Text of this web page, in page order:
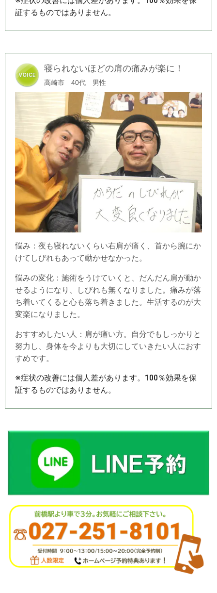
証するものではありません。
寝られないほどの肩の痛みが楽に！
高崎市 40代 男性
悩み：夜も寝れないくらい右肩が痛く、首から腕にか
けてしびれもあって動かせなかった。
悩みの変化：施術をうけていくと、だんだん肩が動か
せるようになり、しびれも無くなりました。痛みが落
ち着いてくると心も落ち着きました。生活するのが大
変楽になりました。
おすすめしたい人：肩が痛い方。自分でもしっかりと
努力し、身体を今よりも大切にしていきたい人におす
すめです。
※症状の改善には個人差があります。100％効果を保
証するものではありません。